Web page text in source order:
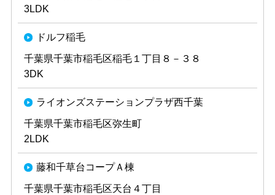
3LDK
ドルフ稲毛
千葉県千葉市稲毛区稲毛１丁目８－３８
3DK
ライオンズステーションプラザ西千葉
千葉県千葉市稲毛区弥生町
2LDK
藤和千草台コープＡ棟
千葉県千葉市稲毛区天台４丁目